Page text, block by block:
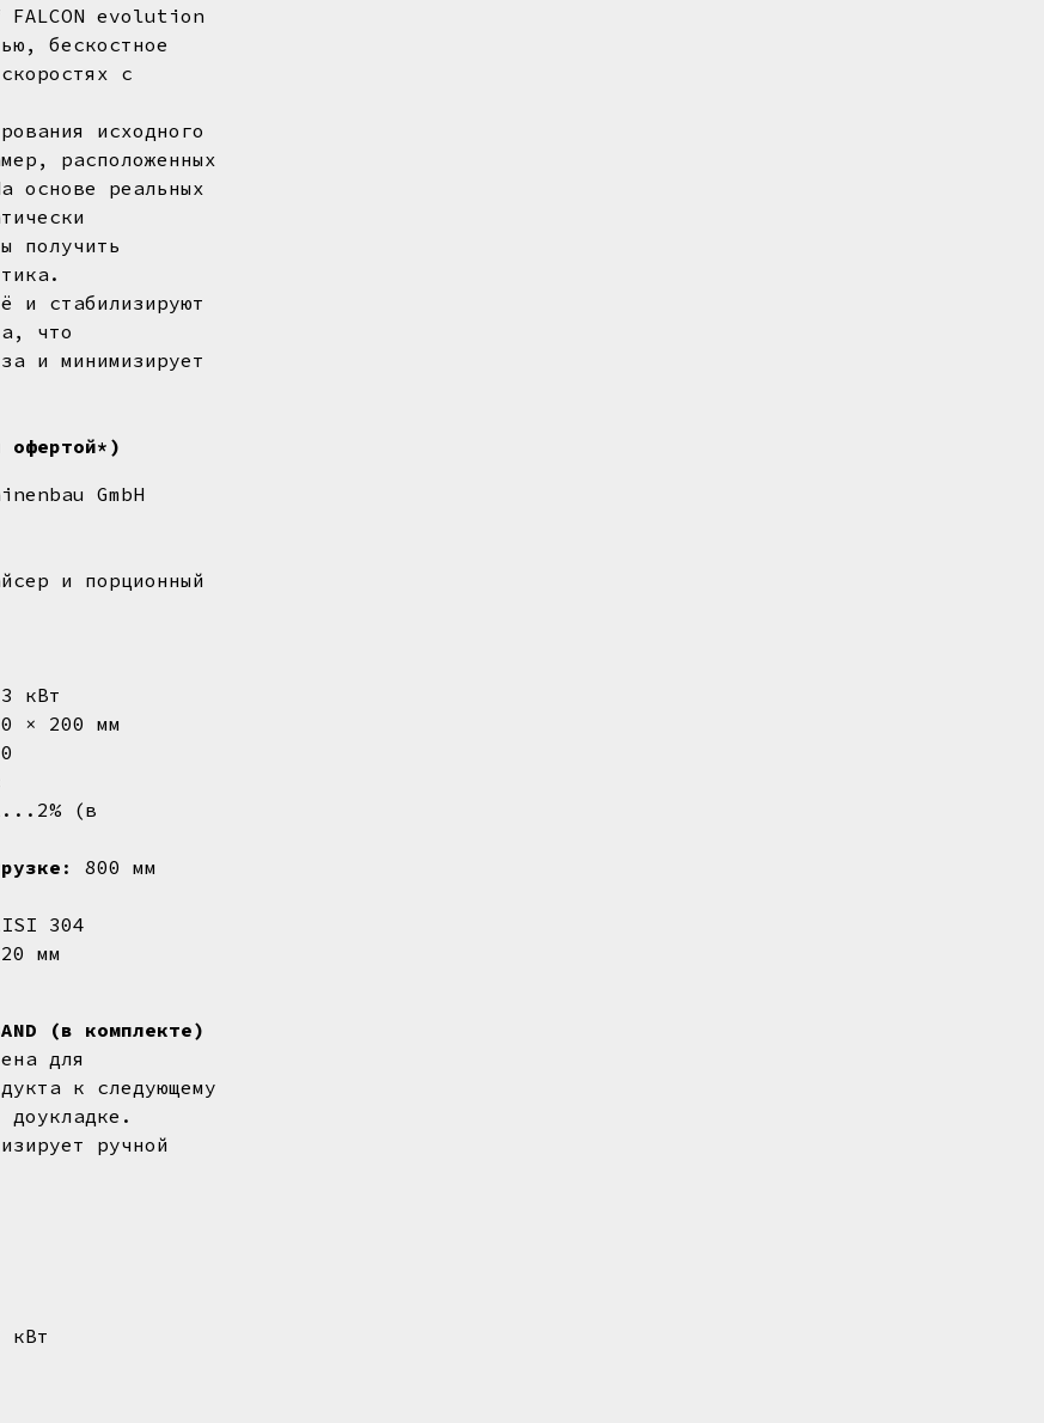
evolution
бескостное
с
исходного
расположенных
основе реальных
получить
и стабилизируют
что
и минимизирует
офертой*)
GmbH
и порционный
кВт
× 200 мм
(в
: 800 мм
304
мм
(в комплекте)
для
к следующему
ручной